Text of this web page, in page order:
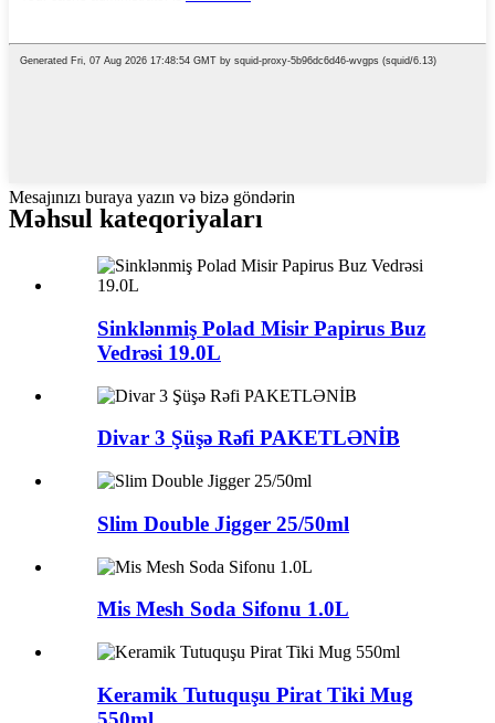
Mesajınızı buraya yazın və bizə göndərin
Məhsul kateqoriyaları
Sinklənmiş Polad Misir Papirus Buz
Vedrəsi 19.0L
Divar 3 Şüşə Rəfi PAKETLƏNİB
Slim Double Jigger 25/50ml
Mis Mesh Soda Sifonu 1.0L
Keramik Tutuquşu Pirat Tiki Mug